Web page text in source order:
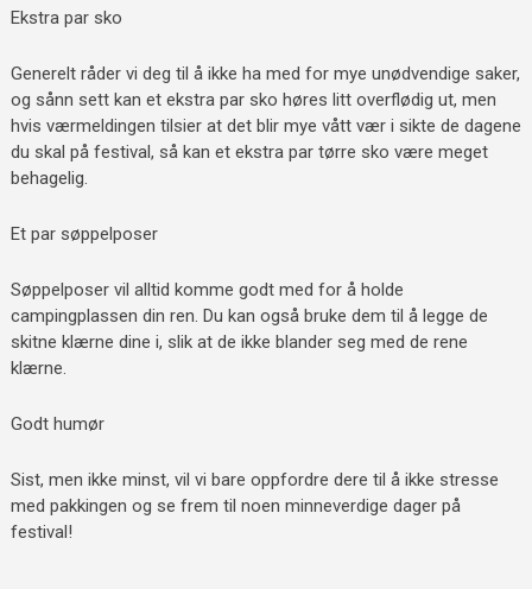
Ekstra par sko
Generelt råder vi deg til å ikke ha med for mye unødvendige saker,
og sånn sett kan et ekstra par sko høres litt overflødig ut, men
hvis værmeldingen tilsier at det blir mye vått vær i sikte de dagene
du skal på festival, så kan et ekstra par tørre sko være meget
behagelig.
Et par søppelposer
Søppelposer vil alltid komme godt med for å holde
campingplassen din ren. Du kan også bruke dem til å legge de
skitne klærne dine i, slik at de ikke blander seg med de rene
klærne.
Godt humør
Sist, men ikke minst, vil vi bare oppfordre dere til å ikke stresse
med pakkingen og se frem til noen minneverdige dager på
festival!